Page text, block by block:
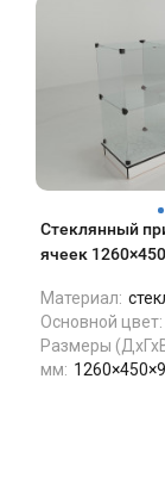
Стеклянный
ячеек
Материал:
Основной цвет:
Размеры
мм: